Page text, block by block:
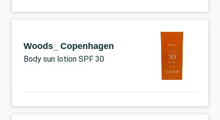
Woods_ Copenhagen
Body sun lotion SPF 30